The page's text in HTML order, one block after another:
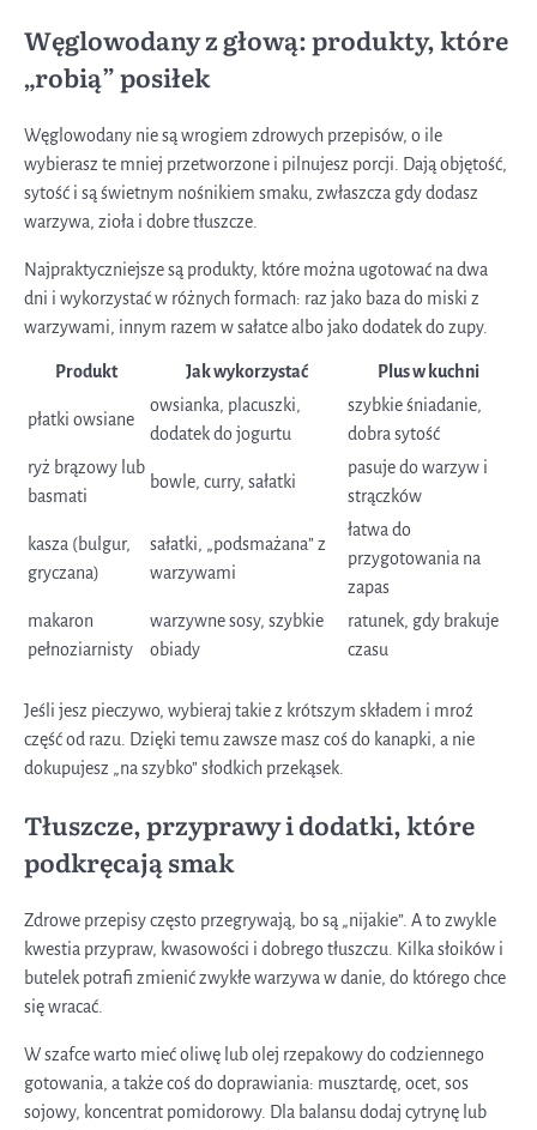
Węglowodany z głową: produkty, które
„robią” posiłek
Węglowodany nie są wrogiem zdrowych przepisów, o ile
wybierasz te mniej przetworzone i pilnujesz porcji. Dają objętość,
sytość i są świetnym nośnikiem smaku, zwłaszcza gdy dodasz
warzywa, zioła i dobre tłuszcze.
Najpraktyczniejsze są produkty, które można ugotować na dwa
dni i wykorzystać w różnych formach: raz jako baza do miski z
warzywami, innym razem w sałatce albo jako dodatek do zupy.
Produkt Jak wykorzystać Plus w kuchni
płatki owsiane
owsianka, placuszki,
dodatek do jogurtu
szybkie śniadanie,
dobra sytość
ryż brązowy lub
basmati
bowle, curry, sałatki
pasuje do warzyw i
strączków
kasza (bulgur,
gryczana)
sałatki, „podsmażana” z
warzywami
łatwa do
przygotowania na
zapas
makaron
pełnoziarnisty
warzywne sosy, szybkie
obiady
ratunek, gdy brakuje
czasu
Jeśli jesz pieczywo, wybieraj takie z krótszym składem i mroź
część od razu. Dzięki temu zawsze masz coś do kanapki, a nie
dokupujesz „na szybko” słodkich przekąsek.
Tłuszcze, przyprawy i dodatki, które
podkręcają smak
Zdrowe przepisy często przegrywają, bo są „nijakie”. A to zwykle
kwestia przypraw, kwasowości i dobrego tłuszczu. Kilka słoików i
butelek potrafi zmienić zwykłe warzywa w danie, do którego chce
się wracać.
W szafce warto mieć oliwę lub olej rzepakowy do codziennego
gotowania, a także coś do doprawiania: musztardę, ocet, sos
sojowy, koncentrat pomidorowy. Dla balansu dodaj cytrynę lub